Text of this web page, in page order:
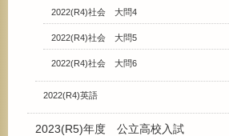
2022(R4)社会 大問4
2022(R4)社会 大問5
2022(R4)社会 大問6
2022(R4)英語
2023(R5)年度 公立高校入試